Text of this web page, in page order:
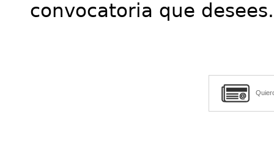
convocatoria que desees.